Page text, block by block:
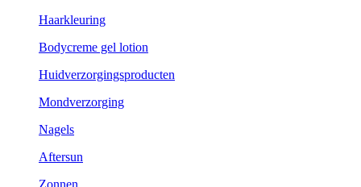
Haarkleuring
Bodycreme gel lotion
Huidverzorgingsproducten
Mondverzorging
Nagels
Aftersun
Zonnen